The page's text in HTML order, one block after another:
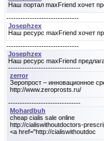
Наш портал maxFriend хочет
-------------------------------
Josephzex
Наш ресурс maxFriend хочет
-------------------------------
Josephzex
Наш ресурс maxFriend
-------------------------------
zerror
Зеропрост – инновационное
http://www.zeroprosts.ru/
-------------------------------
Mohardbuh
cheap cialis sale online
http://cialiswithoutdoctors-
<a href="http://cialiswithoutdoc